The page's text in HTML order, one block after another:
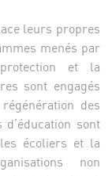
leurs propres
menés par
et la
sont engagés
des
sont
écoliers et la
non